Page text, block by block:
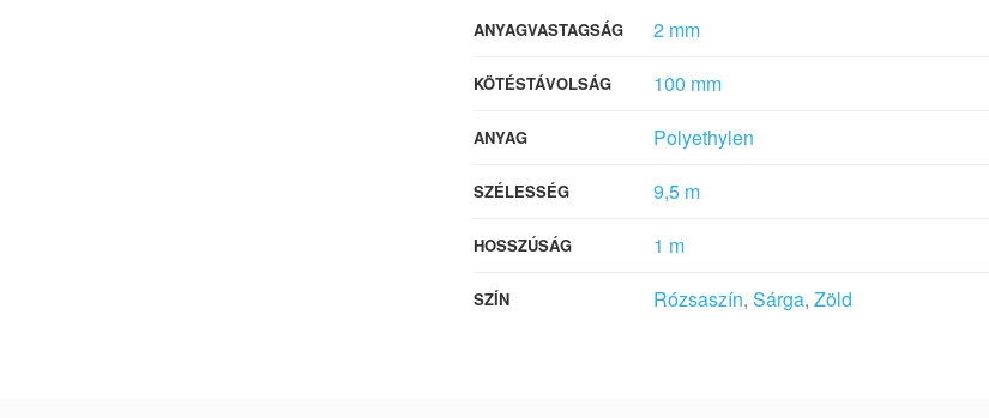
ANYAGVASTAGSÁG 2 mm
KÖTÉSTÁVOLSÁG 100 mm
ANYAG Polyethylen
SZÉLESSÉG 9,5 m
HOSSZÚSÁG 1 m
SZÍN Rózsaszín, Sárga, Zöld